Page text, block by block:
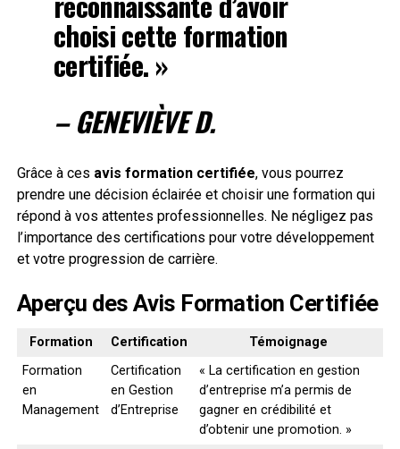
choisi cette formation
certifiée. »
– GENEVIÈVE D.
Grâce à ces avis formation certifiée, vous pourrez
prendre une décision éclairée et choisir une formation qui
répond à vos attentes professionnelles. Ne négligez pas
l’importance des certifications pour votre développement
et votre progression de carrière.
Aperçu des Avis Formation Certifiée
Formation Certification
Témoignage
Formation
en
Management
Certification
en Gestion
d’Entreprise
« La certification en gestion
d’entreprise m’a permis de
gagner en crédibilité et
d’obtenir une promotion. »